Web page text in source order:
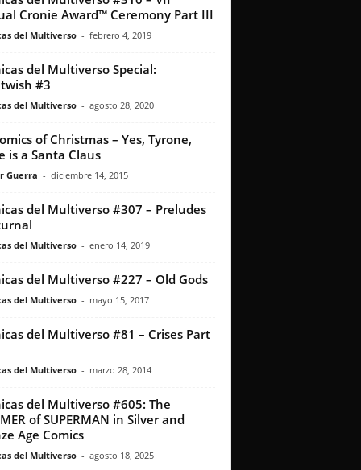
Cronie Award™ Ceremony Part III
del Multiverso - febrero 4, 2019
del Multiverso Special:
#3
del Multiverso - agosto 28, 2020
of Christmas – Yes, Tyrone,
is a Santa Claus
Guerra - diciembre 14, 2015
del Multiverso #307 – Preludes
del Multiverso - enero 14, 2019
del Multiverso #227 – Old Gods
del Multiverso - mayo 15, 2017
del Multiverso #81 – Crises Part
del Multiverso - marzo 28, 2014
del Multiverso #605: The
of SUPERMAN in Silver and
Age Comics
del Multiverso - agosto 18, 2025